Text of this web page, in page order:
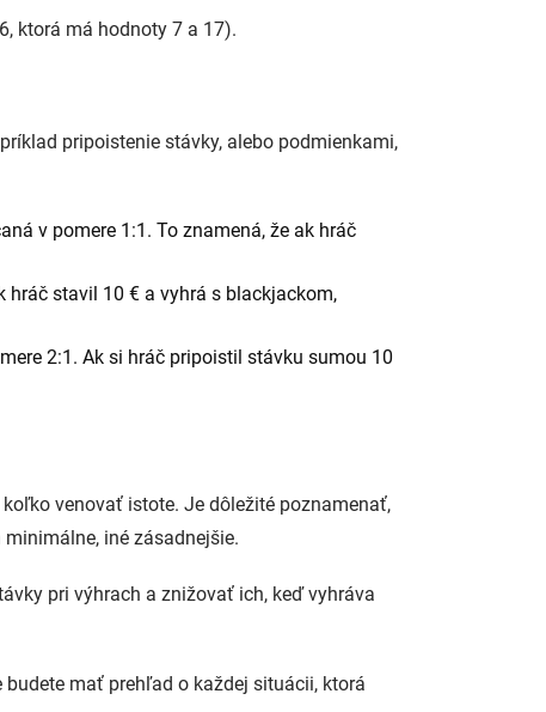
ktorá má hodnoty 7 a 17).
pripoistenie stávky, alebo podmienkami,
v pomere 1:1. To znamená, že ak hráč
hráč stavil 10 € a vyhrá s blackjackom,
2:1. Ak si hráč pripoistil stávku sumou 10
venovať istote. Je dôležité poznamenať,
iné zásadnejšie.
pri výhrach a znižovať ich, keď vyhráva
mať prehľad o každej situácii, ktorá